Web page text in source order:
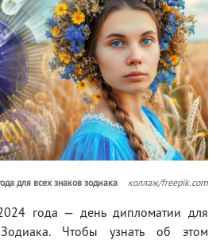
для всех знаков зодиака коллаж/freepik.com
года — день дипломатии для
Чтобы узнать об этом